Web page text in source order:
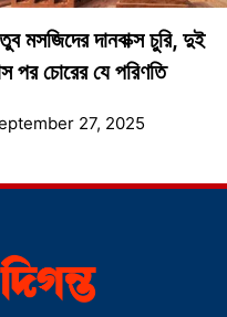
মসজিদের দানবাক্স চুরি, দুই
পর চোরের যে পরিণতি
27, 2025